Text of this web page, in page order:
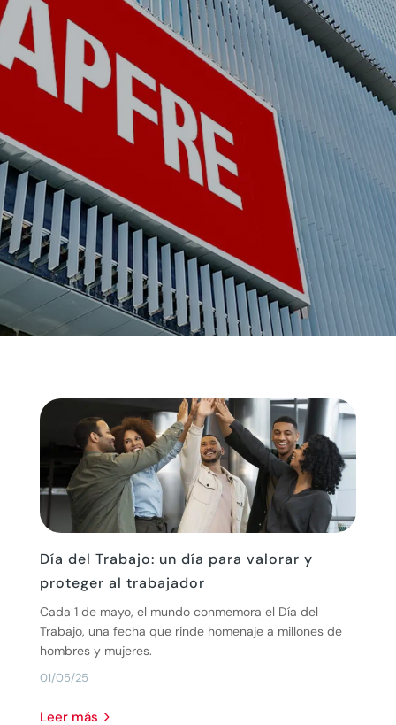
Día del Trabajo: un día para valorar y
proteger al trabajador
01/05/25
Cada 1 de mayo, el mundo conmemora el Día del
Trabajo, una fecha que rinde homenaje a millones de
hombres y mujeres.
leer más